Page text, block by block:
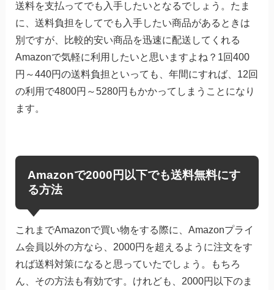
送料を支払ってでも入手したいとなるでしょう。たま
に、送料負担をしてでも入手したい商品があるときは
別ですが、比較的安い商品を迅速に配送してくれる
Amazonで気軽に利用したいと思いますよね？1回400
円～440円の送料負担といっても、年間にすれば、12回
の利用で4800円～5280円もかかってしまうことになり
ます。
Amazonで2000円以下でも送料無料にす
る方法
これまでAmazonで買い物をする際に、Amazonプライ
ム会員以外の方なら、2000円を超えるように注文をす
れば送料対策になると思っていたでしょう。もちろ
ん、その方法も有効です。けれども、2000円以下のま